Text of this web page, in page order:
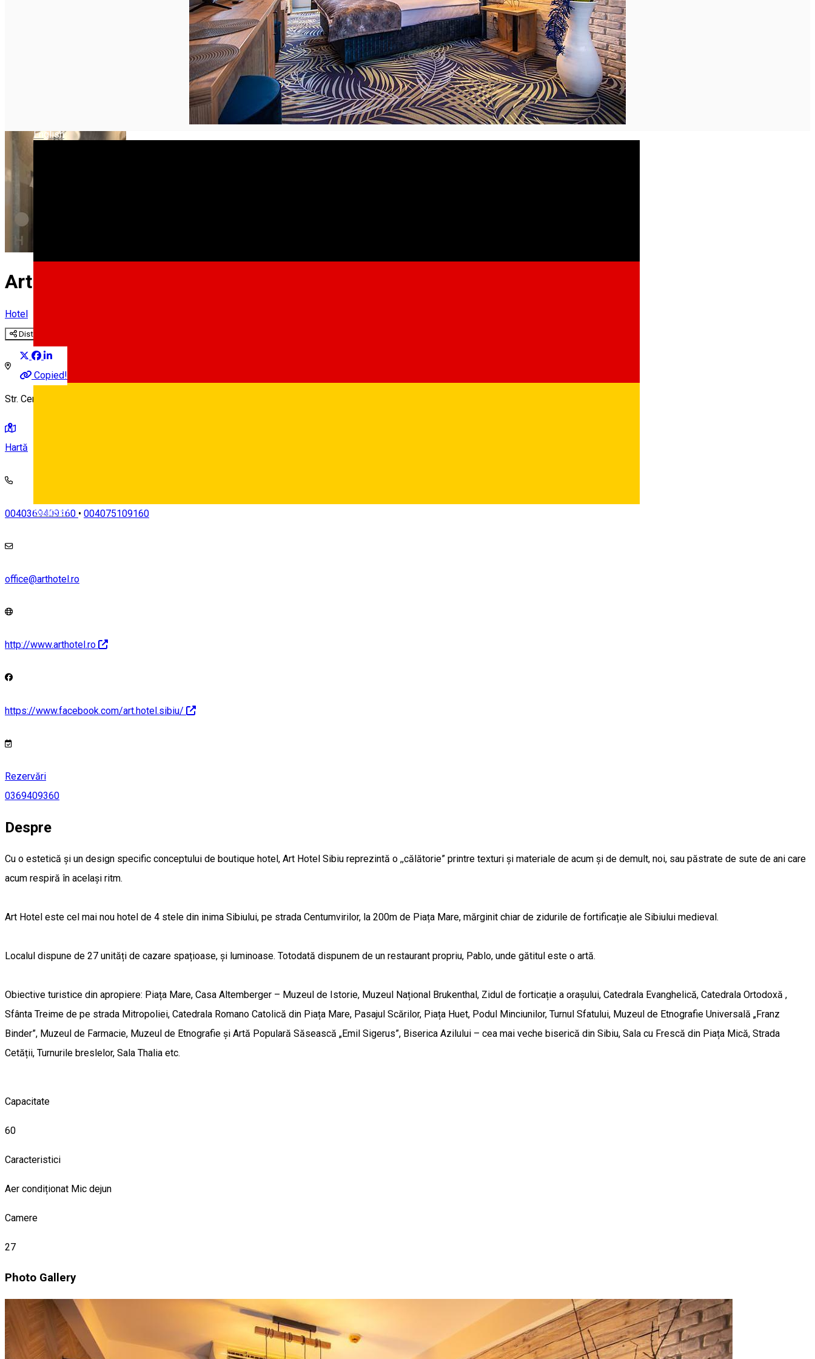
English
Deutsch
Art Hotel ****
Hotel
Distribuie
Copied!
Str. Centumvirilor Nr. 2, Sibiu, Romania, 550178
Hartă
0040369409160 • 004075109160
office@arthotel.ro
http://www.arthotel.ro
https://www.facebook.com/art.hotel.sibiu/
Rezervări
0369409360
Despre
Cu o estetică și un design specific conceptului de boutique hotel, Art Hotel Sibiu reprezintă o ,,călătorie” printre texturi și materiale de acum și de demult, noi, sau păstrate de sute de ani care
acum respiră în același ritm.
Art Hotel este cel mai nou hotel de 4 stele din inima Sibiului, pe strada Centumvirilor, la 200m de Piața Mare, mărginit chiar de zidurile de fortificație ale Sibiului medieval.
Localul dispune de 27 unități de cazare spațioase, și luminoase. Totodată dispunem de un restaurant propriu, Pablo, unde gătitul este o artă.
Obiective turistice din apropiere: Piața Mare, Casa Altemberger – Muzeul de Istorie, Muzeul Național Brukenthal, Zidul de forticație a orașului, Catedrala Evanghelică, Catedrala Ortodoxă ,
Sfânta Treime de pe strada Mitropoliei, Catedrala Romano Catolică din Piața Mare, Pasajul Scărilor, Piața Huet, Podul Minciunilor, Turnul Sfatului, Muzeul de Etnografie Universală „Franz
Binder”, Muzeul de Farmacie, Muzeul de Etnografie și Artă Populară Săsească „Emil Sigerus”, Biserica Azilului – cea mai veche biserică din Sibiu, Sala cu Frescă din Piața Mică, Strada
Cetății, Turnurile breslelor, Sala Thalia etc.
Capacitate
60
Caracteristici
Aer condiționat Mic dejun
Camere
27
Photo Gallery